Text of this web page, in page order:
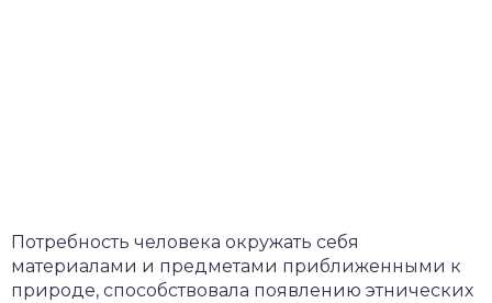
Потребность человека окружать себя
материалами и предметами приближенными к
природе, способствовала появлению этнических